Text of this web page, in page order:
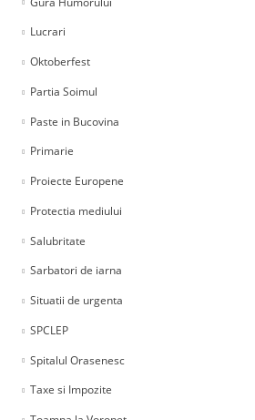
Lucrari
Oktoberfest
Partia Soimul
Paste in Bucovina
Primarie
Proiecte Europene
Protectia mediului
Salubritate
Sarbatori de iarna
Situatii de urgenta
SPCLEP
Spitalul Orasenesc
Taxe si Impozite